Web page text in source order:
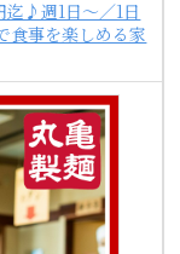
♪週1日～／1日
食事を楽しめる家